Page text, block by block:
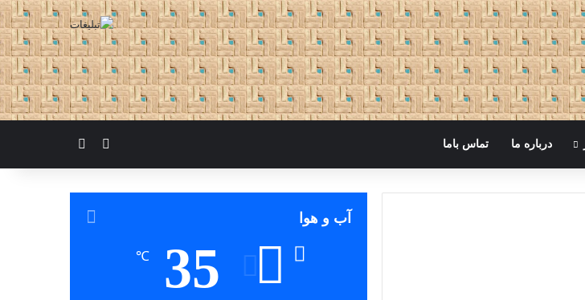
درباره ما تماس باما تغییر پوسته
آب و هوا
35
℃